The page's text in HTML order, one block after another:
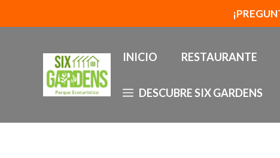
INICIO RESTAURANTE
DESCUBRE SIX GARDENS